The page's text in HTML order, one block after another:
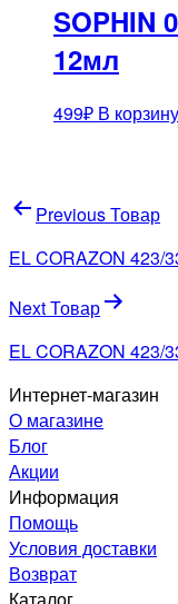
SOPHIN
12мл
499₽ В корзину
Навигация
по
записям
Previous Товар
EL CORAZON 423/
Next Товар
EL CORAZON 423/
Интернет-магазин
О магазине
Блог
Акции
Информация
Помощь
Условия доставки
Возврат
Каталог